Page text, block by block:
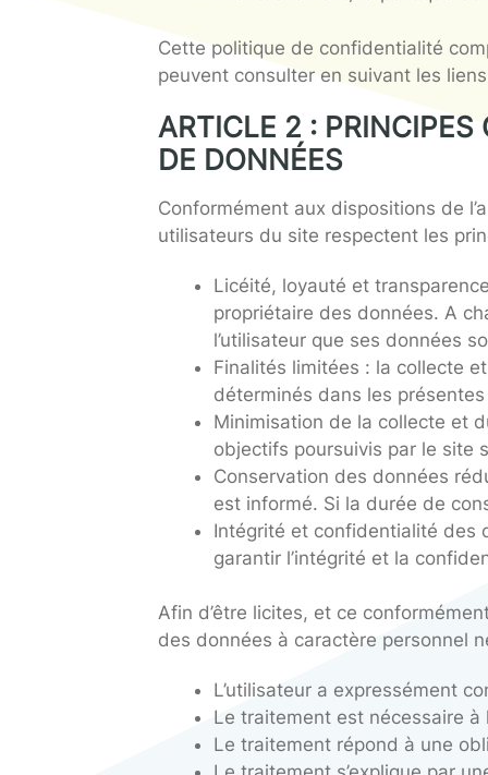
Qui est responsable
A qui ces données
Eventuellement, la
Cette politique de
peuvent consulter en
ARTICLE 2 :
DE DONNÉES
Conformément aux
utilisateurs du site
Licéité, loyauté et
propriétaire des
l’utilisateur que ses
Finalités limitées : la
Minimisation de la
objectifs poursuivis
Conservation des
est informé. Si la
Intégrité et